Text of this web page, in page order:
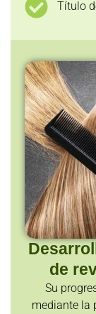
Título
de
Su
mediante la